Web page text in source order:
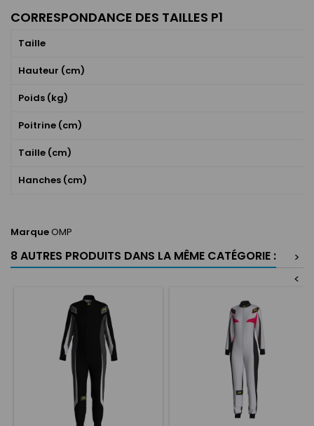
CORRESPONDANCE DES TAILLES P1
Taille
Hauteur (cm)
Poids (kg)
Poitrine (cm)
Taille (cm)
Hanches (cm)
MarqueOMP
8 AUTRES PRODUITS DANS LA MÊME CATÉGORIE :
>
<